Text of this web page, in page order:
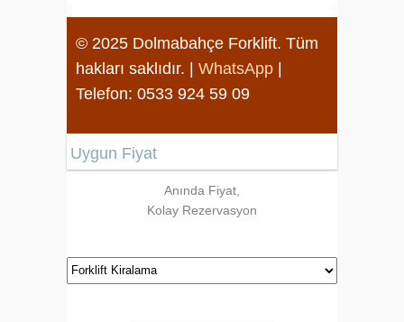
© 2025 Dolmabahçe Forklift. Tüm
hakları saklıdır. | WhatsApp |
Telefon: 0533 924 59 09
Uygun Fiyat
Anında Fiyat,
Kolay Rezervasyon